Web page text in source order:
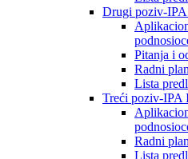
Drugi poziv-
Pitanja i
Radni plan
Lista
Treći poziv-IPA
Radni
Lista